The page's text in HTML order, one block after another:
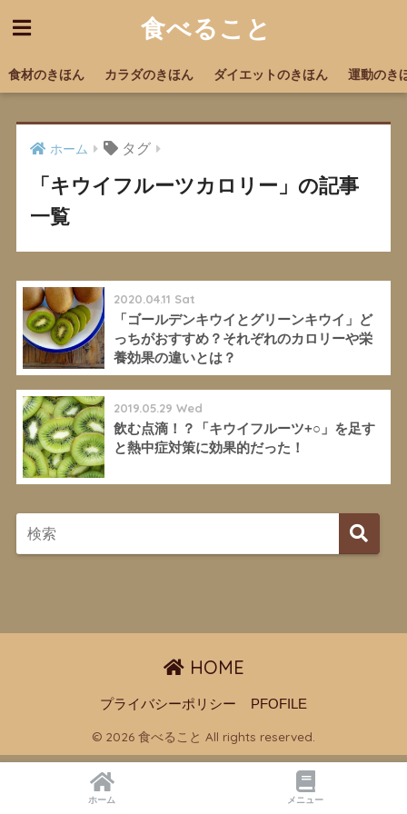
食べること
食材のきほん カラダのきほん ダイエットのきほん 運動のき
ホーム タグ
「キウイフルーツカロリー」の記事
一覧
2020.04.11 Sat
「ゴールデンキウイとグリーンキウイ」ど
っちがおすすめ？それぞれのカロリーや栄
養効果の違いとは？
2019.05.29 Wed
飲む点滴！？「キウイフルーツ+○」を足す
と熱中症対策に効果的だった！
HOME
プライバシーポリシー PFOFILE
© 2026 食べること All rights reserved.
ホーム メニュー